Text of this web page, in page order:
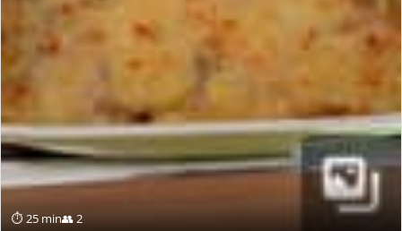
⏱ 25 min👥 2